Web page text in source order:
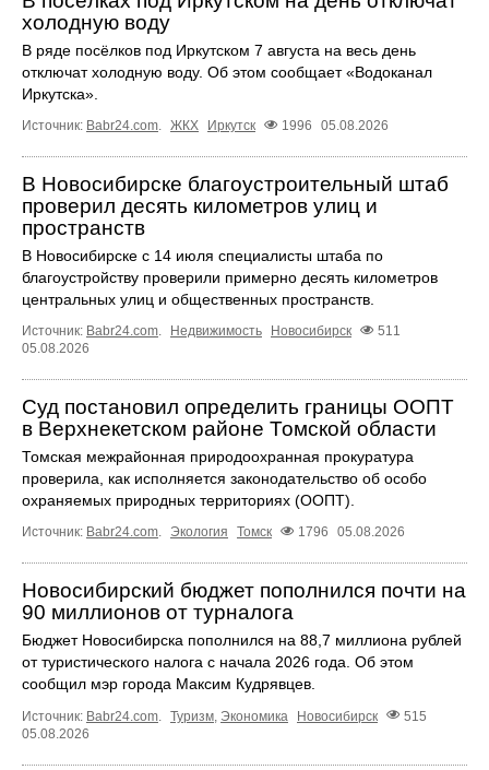
холодную воду
В ряде посёлков под Иркутском 7 августа на весь день
отключат холодную воду. Об этом сообщает «Водоканал
Иркутска».
Источник: Babr24.com. ЖКХ Иркутск 1996 05.08.2026
В Новосибирске благоустроительный штаб
проверил десять километров улиц и
пространств
В Новосибирске с 14 июля специалисты штаба по
благоустройству проверили примерно десять километров
центральных улиц и общественных пространств.
Источник: Babr24.com. Недвижимость Новосибирск
511
05.08.2026
Суд постановил определить границы ООПТ
в Верхнекетском районе Томской области
Томская межрайонная природоохранная прокуратура
проверила, как исполняется законодательство об особо
охраняемых природных территориях (ООПТ).
Источник: Babr24.com. Экология Томск 1796 05.08.2026
Новосибирский бюджет пополнился почти на
90 миллионов от турналога
Бюджет Новосибирска пополнился на 88,7 миллиона рублей
от туристического налога с начала 2026 года. Об этом
сообщил мэр города Максим Кудрявцев.
Источник: Babr24.com Туризм Экономика Новосибирск
515
05.08.2026